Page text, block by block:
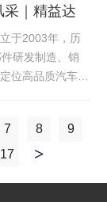
采｜精益达
于2003年，历
研发制造、销
位高品质汽车零
、乘用车、工程
7 8
9
17